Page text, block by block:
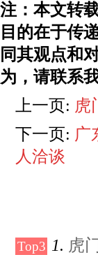
注：本文转
目的在于传
同其观点和
为，请联系
上一页: 虎
下一页: 广
人洽谈
1
虎